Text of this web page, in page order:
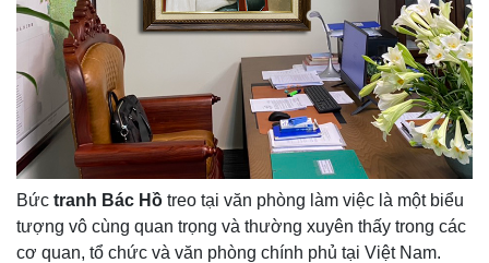
Bức tranh Bác Hồ treo tại văn phòng làm việc là một biểu
tượng vô cùng quan trọng và thường xuyên thấy trong các
cơ quan, tổ chức và văn phòng chính phủ tại Việt Nam.